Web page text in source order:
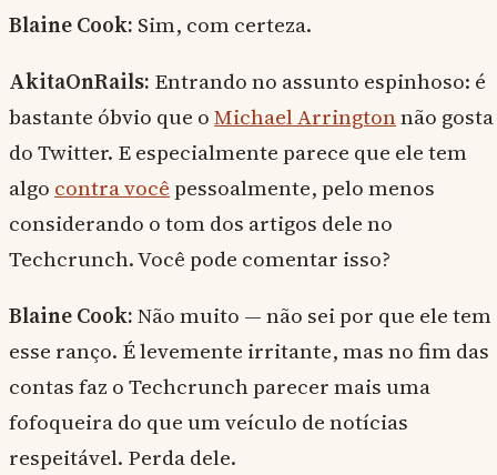
Blaine Cook: Sim, com certeza.
AkitaOnRails: Entrando no assunto espinhoso: é
bastante óbvio que oMichael Arringtonnão gosta
do Twitter. E especialmente parece que ele tem
algo contra você pessoalmente, pelo menos
considerando o tom dos artigos dele no
Techcrunch. Você pode comentar isso?
Blaine Cook:Não muito — não sei por que ele tem
esse ranço. É levemente irritante, mas no fim das
contas faz o Techcrunch parecer mais uma
fofoqueira do que um veículo de notícias
respeitável. Perda dele.